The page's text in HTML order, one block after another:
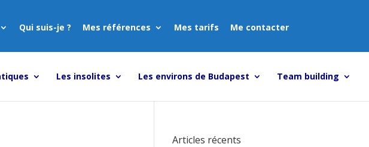
Qui suis-je ? Mes références Mes tarifs Me contacter
Les insolites Les environs de Budapest Team building
Articles récents